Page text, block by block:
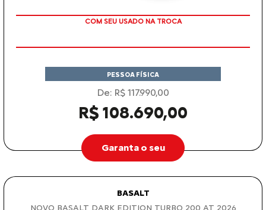
TAXA ZERO EM 12X
PESSOA FÍSICA
De: R$ 117.990,00
R$ 108.690,00
Garanta o seu
BASALT
NOVO BASALT DARK EDITION TURBO 200 AT 2026